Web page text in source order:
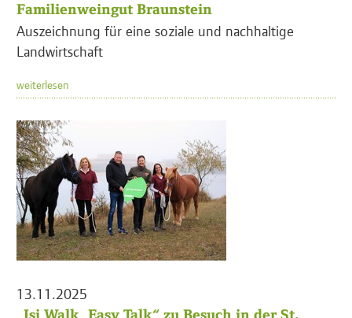
Familienweingut Braunstein
Auszeichnung für eine soziale und nachhaltige
Landwirtschaft
weiterlesen
13.11.2025